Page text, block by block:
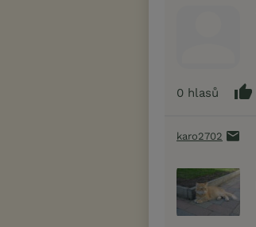
0 hlasů
karo2702